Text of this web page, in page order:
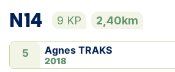
N14 9 KP 2,40km
5 Agnes TRAKS
2018